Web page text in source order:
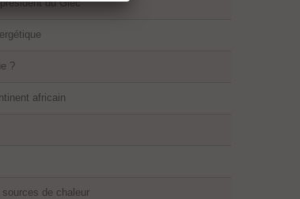
du Giec
?
africain
de chaleur